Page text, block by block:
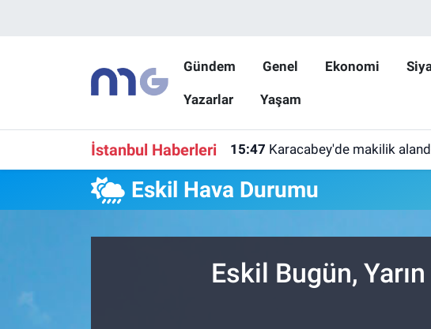
Gündem Genel Ekonomi
Yazarlar Yaşam
İstanbul Haberleri 15:47 Karacabey'de makilik
Eskil Hava Durumu
Eskil Bugün,
Hava Durumu
İstanbul Namaz Vakitleri
Trafik Durumu